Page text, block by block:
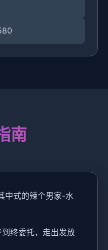
南
中式的辣个男家-水
终委托，走出发放